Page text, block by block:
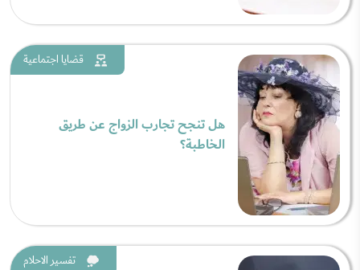
قضايا اجتماعية
هل تنجح تجارب الزواج عن طريق
الخاطبة؟
تفسير الاحلام